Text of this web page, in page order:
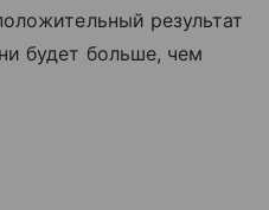
результат
будет больше, чем